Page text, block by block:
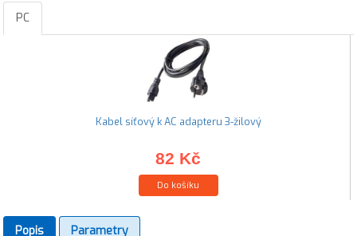
PC
Kabel síťový k AC adapteru 3-žilový
82 Kč
Do košíku
Popis Parametry